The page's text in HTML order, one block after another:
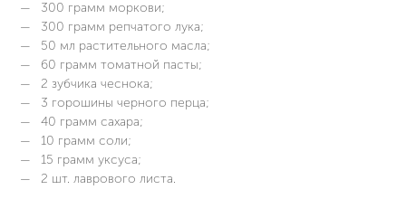
300 грамм моркови;
300 грамм репчатого лука;
50 мл растительного масла;
60 грамм томатной пасты;
2 зубчика чеснока;
3 горошины черного перца;
40 грамм сахара;
10 грамм соли;
15 грамм уксуса;
2 шт. лаврового листа.